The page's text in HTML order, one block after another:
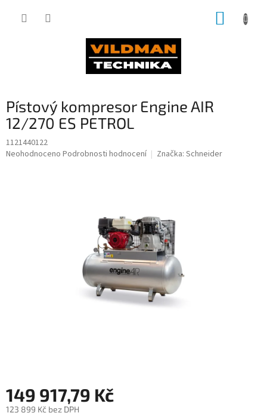
Pístový kompresor Engine AIR
12/270 ES PETROL
1121440122
Průměrné
Neohodnoceno Podrobnosti hodnocení Značka: Schneider
149 917,79 Kč
123 899 Kč bez DPH